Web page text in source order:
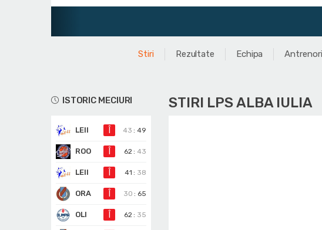
Stiri Rezultate Echipa Antrenori
ISTORIC MECIURI
LEII 43 :49
ROO 62 :43
LEII 41 : 38
ORA 30 : 65
OLI 62 : 35
STIRI LPS ALBA IULIA